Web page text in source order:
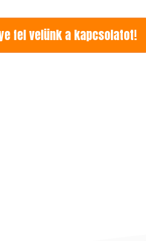
fel velünk a kapcsolatot!